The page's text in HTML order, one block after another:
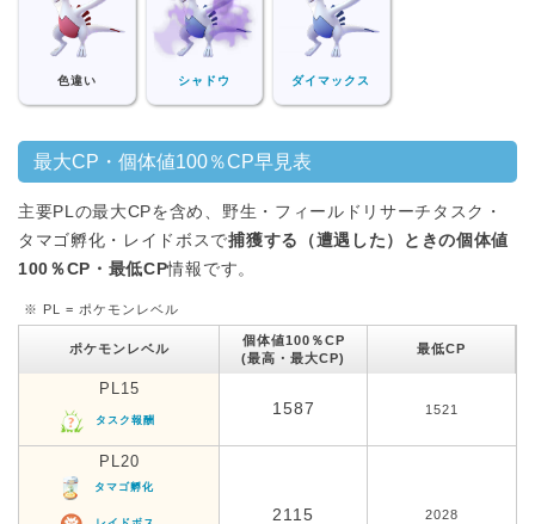
色違い シャドウ ダイマックス
最大CP・個体値100％CP早見表
主要PLの最大CPを含め、野生・フィールドリサーチタスク・
タマゴ孵化・レイドボスで捕獲する（遭遇した）ときの個体値
100％CP・最低CP情報です。
※ PL = ポケモンレベル
ポケモンレベル
個体値100％CP
(最高・最大CP)
最低CP
PL15
タスク報酬
1587 1521
PL20
タマゴ孵化
2115 2028